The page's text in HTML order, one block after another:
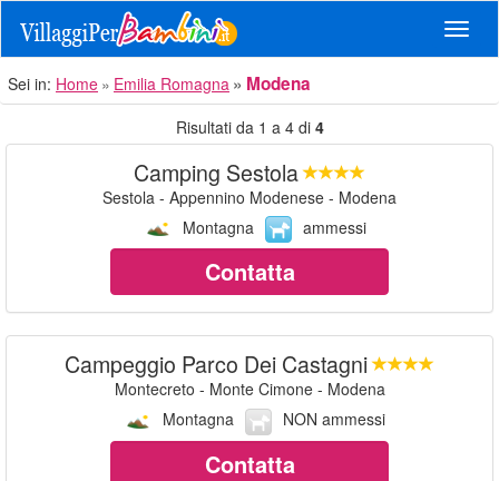
Sei in: Home Emilia Romagna Modena
Risultati da 1 a 4 di 4
Camping Sestola
Sestola - Appennino Modenese - Modena
Montagna
ammessi
Contatta
Campeggio Parco Dei Castagni
Montecreto - Monte Cimone - Modena
Montagna
NON ammessi
Contatta